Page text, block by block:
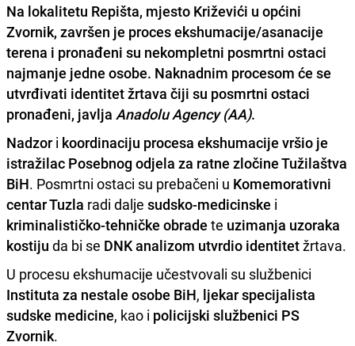
Na lokalitetu Repišta, mjesto Križevići u općini
Zvornik, završen je procesekshumacije/asanacije
terena i pronađeni su nekompletni posmrtni ostaci
najmanje jedne osobe. Naknadnim procesom će se
utvrđivati identitet žrtava čiji su posmrtni ostaci
pronađeni, javlja Anadolu Agency (AA).
Nadzor i koordinaciju procesa ekshumacije vršio je
istražilac Posebnog odjela za ratne zločine Tužilaštva
BiH. Posmrtni ostaci su prebačeni u Komemorativni
centar Tuzla radi dalje sudsko-medicinske i
kriminalističko-tehničke obrade te uzimanja uzoraka
kostiju da bi se DNK analizom utvrdio identitetžrtava.
U procesu ekshumacije učestvovali su službenici
Instituta za nestale osobe BiH, ljekar specijalista
sudske medicine, kao i policijski službenici PS
Zvornik.